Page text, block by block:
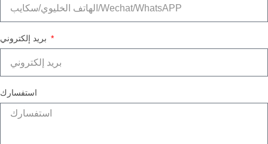
استفسارك